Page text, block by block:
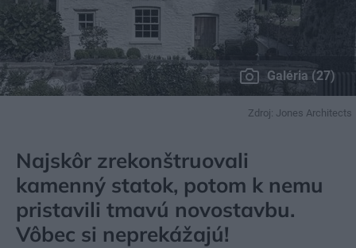
Galéria (27)
Zdroj: Jones Architects
Najskôr zrekonštruovali
kamenný statok, potom k nemu
pristavili tmavú novostavbu.
Vôbec si neprekážajú!